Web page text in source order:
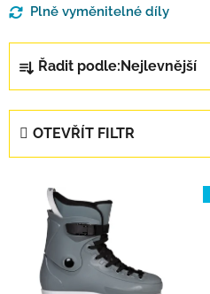
Plně vyměnitelné díly
Řazení produktů
Řadit podle: Nejlevnější
OTEVŘÍT FILTR
Výpis produktů